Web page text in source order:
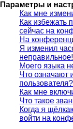
Параметры и
Как мне
Как избежать
сейчас на
На
Я изменил
неправильное!
Моего языка
Что означают
пользователя?
Как мне
Что такое
Когда я
войти на